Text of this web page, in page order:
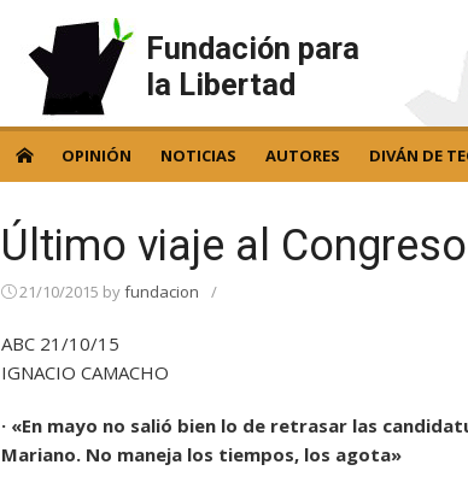
Fundación para
la Libertad
OPINIÓN NOTICIAS AUTORES DIVÁN DE
Último viaje al Congreso
21/10/2015 byfundacion /
ABC 21/10/15
IGNACIO CAMACHO
· «En mayo no salió bien lo de retrasar las
Mariano. No maneja los tiempos, los agota»